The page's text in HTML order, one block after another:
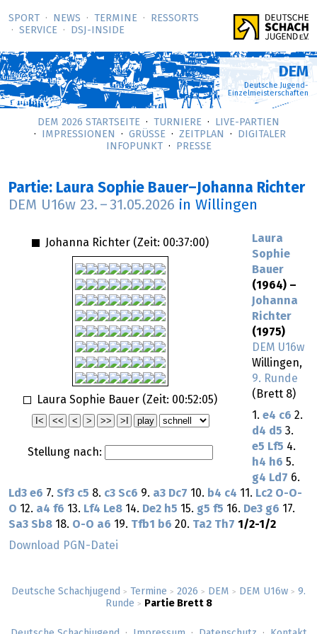
SPORT NEWS TERMINE
RESSORTS
SERVICE
DSJ-­INSIDE
Deutsche Schachjugend > Termine > 2026 > DEM > DEM U16w > 9.
Runde > Partie Brett 8
DEM
Deutsche Jugend-
Einzelmeisterschaften
DEM 2026 STARTSEITE TURNIERE
LIVE-PARTIEN
IMPRESSIONEN
GRÜSSE ZEITPLAN
DIGITALER
INFOPUNKT
PRESSE
Partie: Laura Sophie Bauer–Johanna Richter
DEM U16w 23. – 31.05.2026 in Willingen
Johanna Richter (Zeit: 00:37:00)
Laura Sophie Bauer (Zeit: 00:52:05)
Stellung nach:
Laura
Sophie
Bauer
(1964) –
Johanna
Richter
(1975)
DEM U16w
Willingen,
9. Runde
(Brett 8)
1. e4 c6 2.
d4 d5 3.
e5 Lf5 4.
h4 h6 5.
g4 Ld7 6.
Ld3 e6 7. Sf3 c5 8. c3 Sc6 9. a3 Dc7 10. b4 c4 11. Lc2 O-O-
O 12. a4 f6 13. Lf4 Le8 14. De2 h5 15. g5 f5 16. De3 g6 17.
Sa3 Sb8 18. O-O a6 19. Tfb1 b6 20. Ta2 Th7 1/2-1/2
Download PGN-Datei